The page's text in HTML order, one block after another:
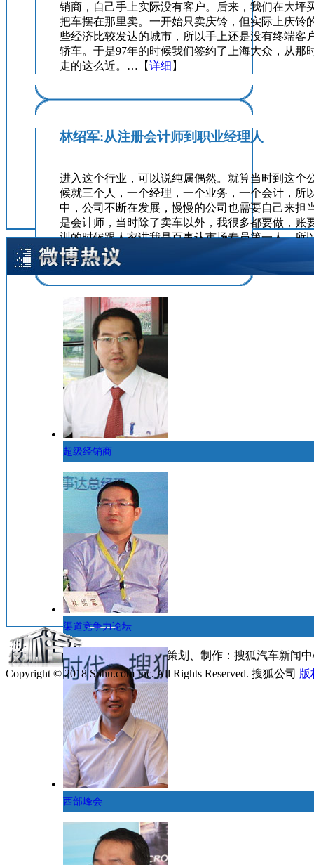
销商，自己手上实际没有客户。后来，我们在大坪
把车摆在那里卖。一开始只卖庆铃，但实际上庆铃
些经济比较发达的城市，所以手上还是没有终端客
轿车。于是97年的时候我们签约了上海大众，从那
走的这么近。…【详细 】
林绍军:从注册会计师到职业经理人
进入这个行业，可以说纯属偶然。就算当时到这个
候就三个人，一个经理，一个业务，一个会计，所
中，公司不断在发展，慢慢的公司也需要自己来担
是会计师，当时除了卖车以外，我很多都要做，账
训的时候跟人家讲我是百事达市场专员第一人，所
…【详细】
超级经销商
渠道竞争力论坛
西部峰会
专题策划、制作：搜狐汽车新闻
Copyright © 2018 Sohu.com Inc. All Rights Reserved. 搜狐公司 版